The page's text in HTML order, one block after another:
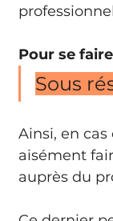
Pour se
Sous
Ainsi, en
aisément
auprès du